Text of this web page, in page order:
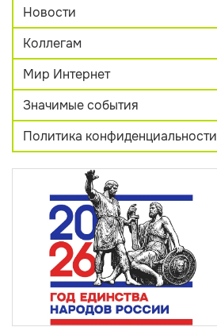
Новости
Коллегам
Мир Интернет
Значимые события
Политика конфиденциальности